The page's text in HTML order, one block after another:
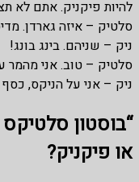
להיות פיקניק. אתם לא
סלטיק – איזה גארדן.
ניק – שניהם. בינג בונג!
סלטיק – טוב. אני מהמר
ניק – אני על הניקס,
“בוסטון סלטיקס
או פיקניק?